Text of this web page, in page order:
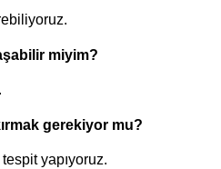
miyim?
gerekiyor mu?
yapıyoruz.